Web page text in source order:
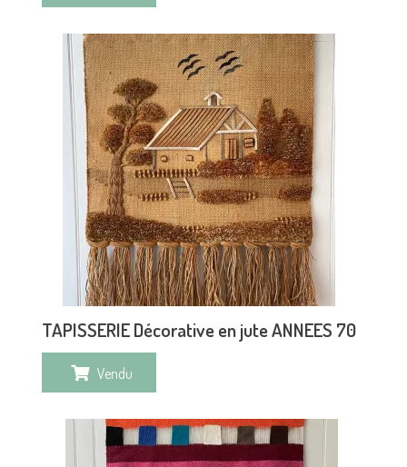
TAPISSERIE Décorative en jute ANNEES 70
Vendu